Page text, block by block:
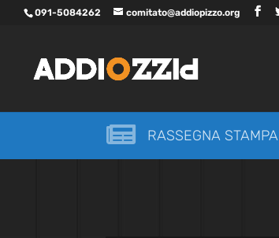
091-5084262 comitato@addiopizzo.org
 RASSEGNA STAMPA